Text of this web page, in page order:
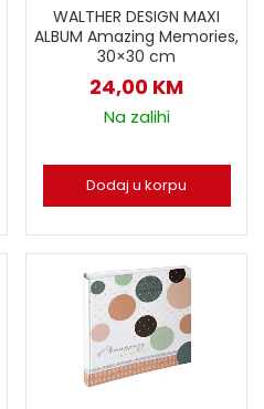
WALTHER DESIGN MAXI
ALBUM Amazing Memories,
30×30 cm
24,00 KM
Na zalihi
Dodaj u korpu